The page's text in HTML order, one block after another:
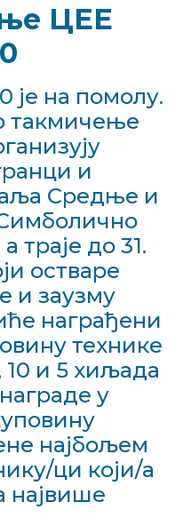
ЦЕЕ
је на помолу.
такмичење
и
Средње и
траје до 31.
остваре
и заузму
награђени
технике
и 5 хиљада
у
најбољем
ци који/а
највише